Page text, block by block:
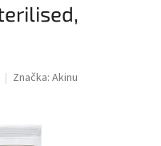
Značka: Akinu